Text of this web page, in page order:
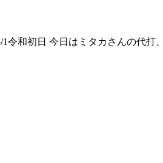
令和初日 今日はミタカさんの代